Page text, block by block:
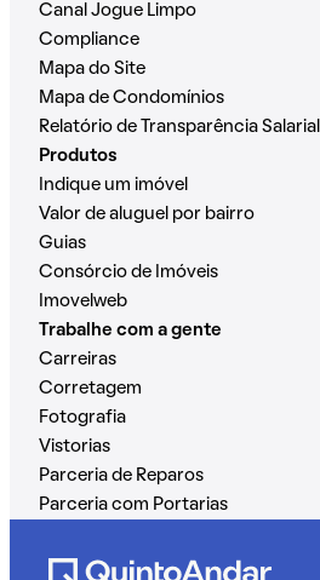
Canal Jogue Limpo
Compliance
Mapa do Site
Mapa de Condomínios
Relatório de Transparência Salarial
Produtos
Indique um imóvel
Valor de aluguel por bairro
Guias
Consórcio de Imóveis
Imovelweb
Trabalhe com a gente
Carreiras
Corretagem
Fotografia
Vistorias
Parceria de Reparos
Parceria com Portarias